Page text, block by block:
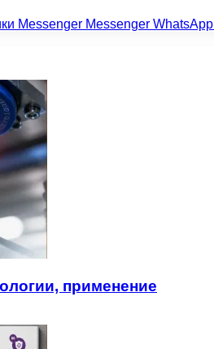
Messenger Messenger WhatsApp
применение